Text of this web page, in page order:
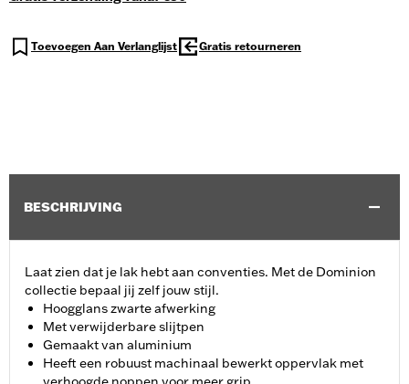
Toevoegen Aan Verlanglijst Gratis retourneren
BESCHRIJVING
Laat zien dat je lak hebt aan conventies. Met de Dominion
collectie bepaal jij zelf jouw stijl.
Hoogglans zwarte afwerking
Met verwijderbare slijtpen
Gemaakt van aluminium
Heeft een robuust machinaal bewerkt oppervlak met